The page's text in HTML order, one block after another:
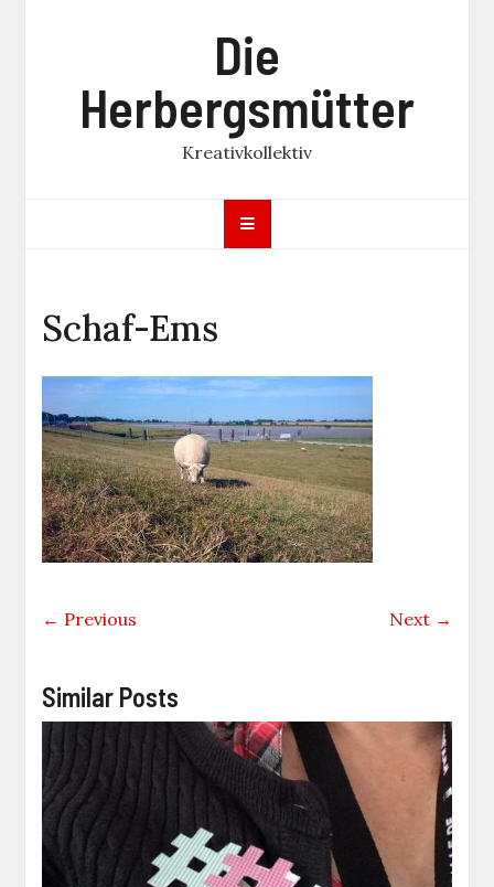
Die
Herbergsmütter
Kreativkollektiv
Schaf-Ems
← Previous Next →
Similar Posts